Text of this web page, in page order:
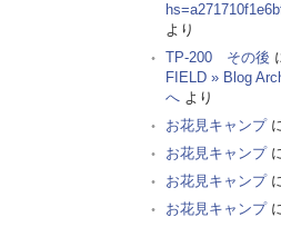
より
TP-200 その後
FIELD » Blog
へより
お花見キャンプ
お花見キャンプ
お花見キャンプ
お花見キャンプ